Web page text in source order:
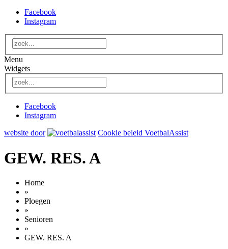
Facebook
Instagram
Menu
Widgets
Facebook
Instagram
website door
Cookie beleid VoetbalAssist
GEW. RES. A
Home
»
Ploegen
»
Senioren
»
GEW. RES. A